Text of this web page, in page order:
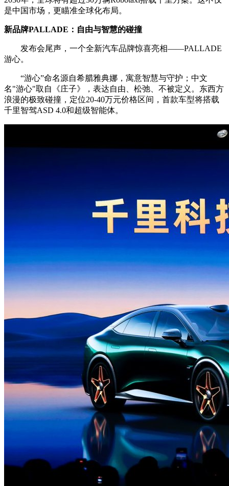
是中国市场，更瞄准全球化布局。
新品牌PALLADE：自由与智慧的碰撞
发布会尾声，一个全新汽车品牌惊喜亮相——PALLADE
游心。
“游心”命名源自希腊雅典娜，寓意智慧与守护；中文
名"游心"取自《庄子》，表达自由、松弛、不被定义。东西方
浪漫的极致碰撞，定位20-40万元价格区间，首款车型将搭载
千里智驾ASD 4.0和超级智能体。